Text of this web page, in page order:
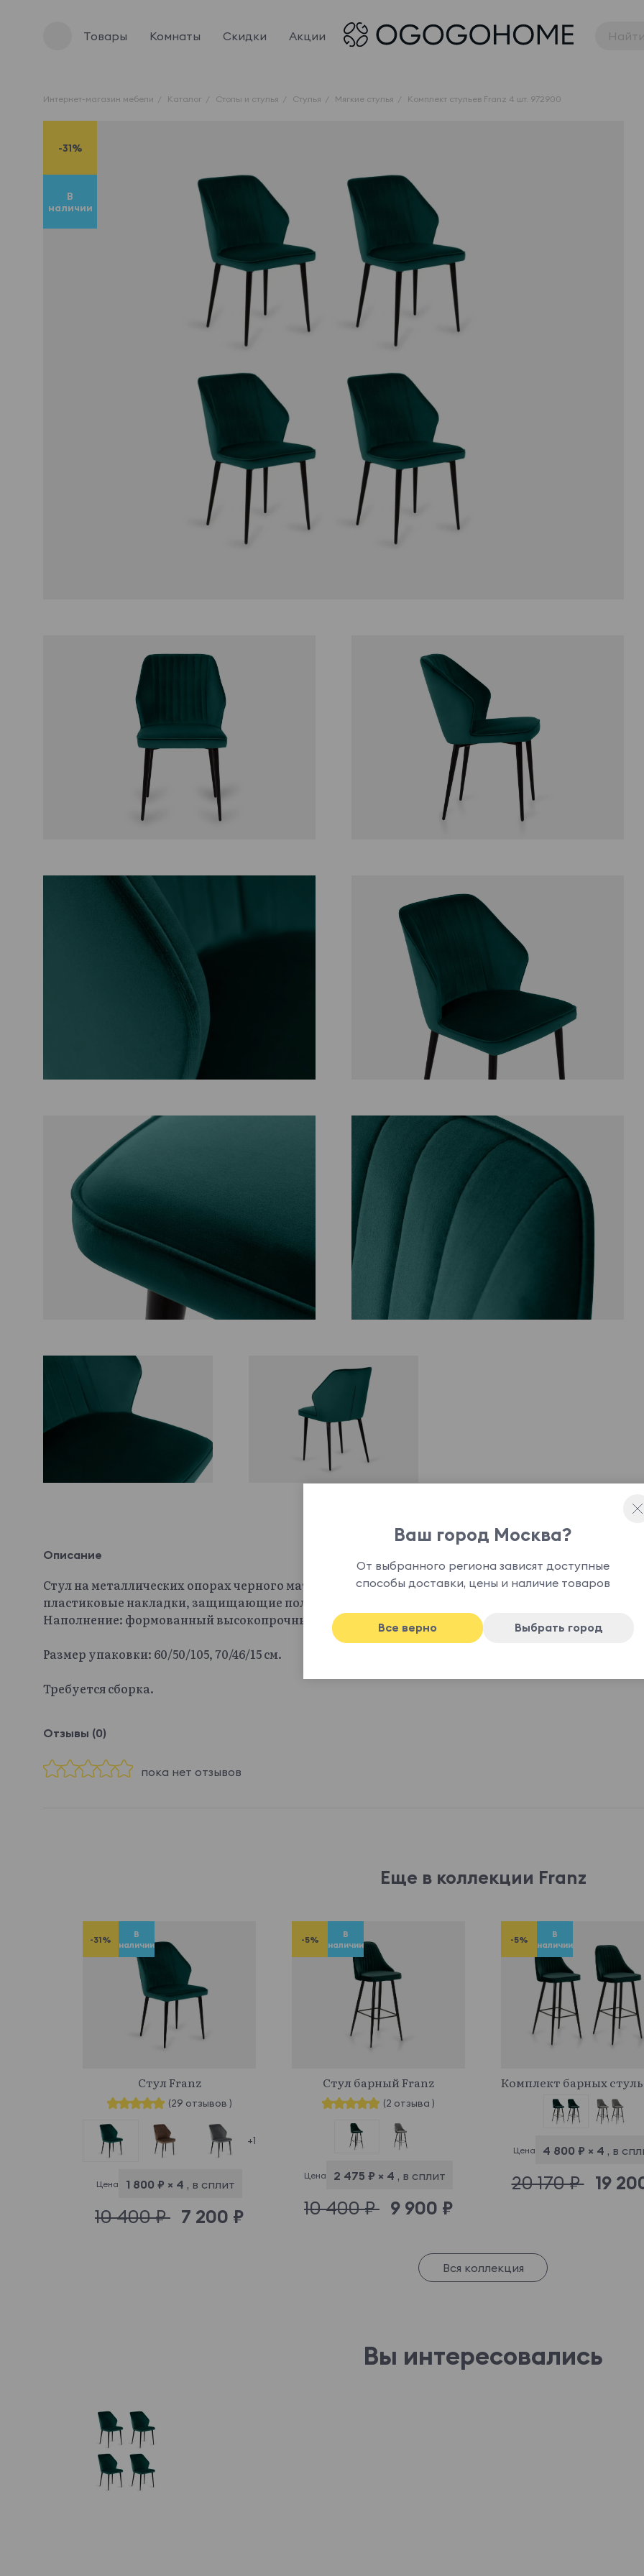
Товары Комнаты Скидки Акции
Интернет-магазин мебели Каталог Столы и стулья Стулья Мягкие стулья Комплект стульев Franz 4 шт. 972900
-31%
В
наличии
Описание
Стул на металлических опорах черного матового цвета. На опорах предусмотрены защитные
пластиковые накладки, защищающие пол от царапин. Металлический каркас. Ткань велюр.
Наполнение: формованный высокопрочный пенополиуретан.
Размер упаковки: 60/50/105, 70/46/15 см.
Требуется сборка.
Отзывы (0)
пока нет отзывов
Еще в коллекции Franz
-31%
В
наличии
Стул Franz
(29 отзывов )
+1
Цена 1 800 ₽ × 4 , в сплит
10 400 ₽ 7 200 ₽
-5%
В
наличии
Стул барный Franz
(2 отзыва )
Цена 2 475 ₽ × 4 , в сплит
10 400 ₽ 9 900 ₽
-5%
В
наличии
Цена 4 800 ₽ × 4 , в
20 170 ₽ 19
Вся коллекция
Вы интересовались
Ваш город Москва?
От выбранного региона зависят доступные
способы доставки, цены и наличие товаров
Все верно Выбрать город